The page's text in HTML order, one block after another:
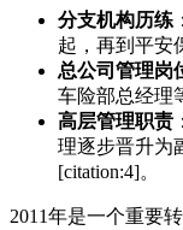
分支机构历练
起，再到平安
总公司管理岗
车险部总经理
高层管理职责
理逐步晋升为
[citation:4]。
2011年是一个重要